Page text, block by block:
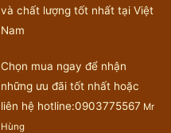
và chất lượng tốt nhất tại Việt
Nam
Chọn mua ngay để nhận
những ưu đãi tốt nhất hoặc
liên hệ hotline:0903775567 Mr
Hùng